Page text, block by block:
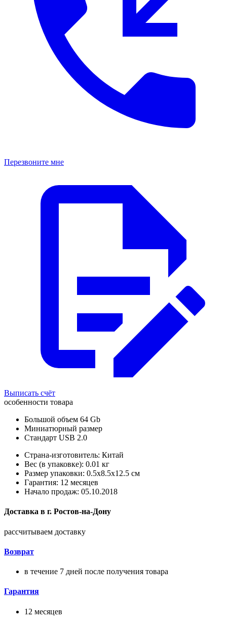
Перезвоните мне
Выписать счёт
особенности товара
Большой объем 64 Gb
Миниатюрный размер
Стандарт USB 2.0
Страна-изготовитель: Китай
Вес (в упаковке): 0.01 кг
Размер упаковки: 0.5x8.5x12.5 см
Гарантия: 12 месяцев
Начало продаж: 05.10.2018
Доставка в г. Ростов-на-Дону
рассчитываем доставку
Возврат
в течение 7 дней после получения товара
Гарантия
12 месяцев